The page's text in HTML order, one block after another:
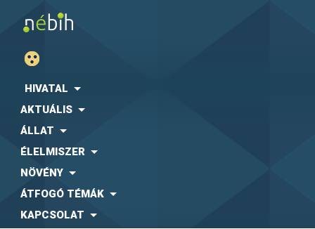
HIVATAL
AKTUÁLIS
ÁLLAT
ÉLELMISZER
NÖVÉNY
ÁTFOGÓ TÉMÁK
KAPCSOLAT